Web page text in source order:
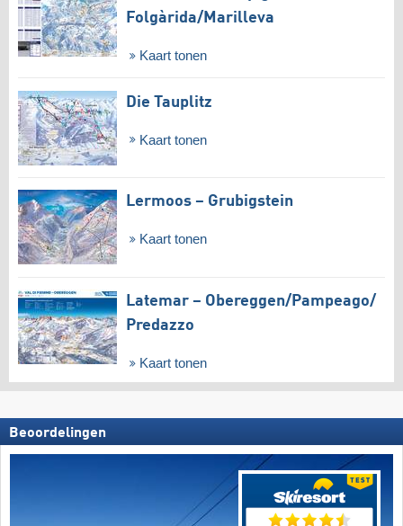
Folgàrida/​Marilleva
Kaart tonen
Die Tauplitz
Kaart tonen
Lermoos – Grubigstein
Kaart tonen
Latemar – Obereggen/​Pampeago/​
Predazzo
Kaart tonen
Beoordelingen